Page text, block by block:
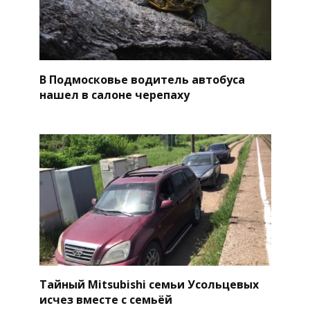
В Подмосковье водитель автобуса
нашел в салоне черепаху
Тайный Mitsubishi семьи Усольцевых
исчез вместе с семьёй